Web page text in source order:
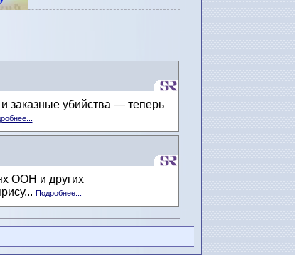
заказные убийства — теперь
ООН и других
Подробнее...